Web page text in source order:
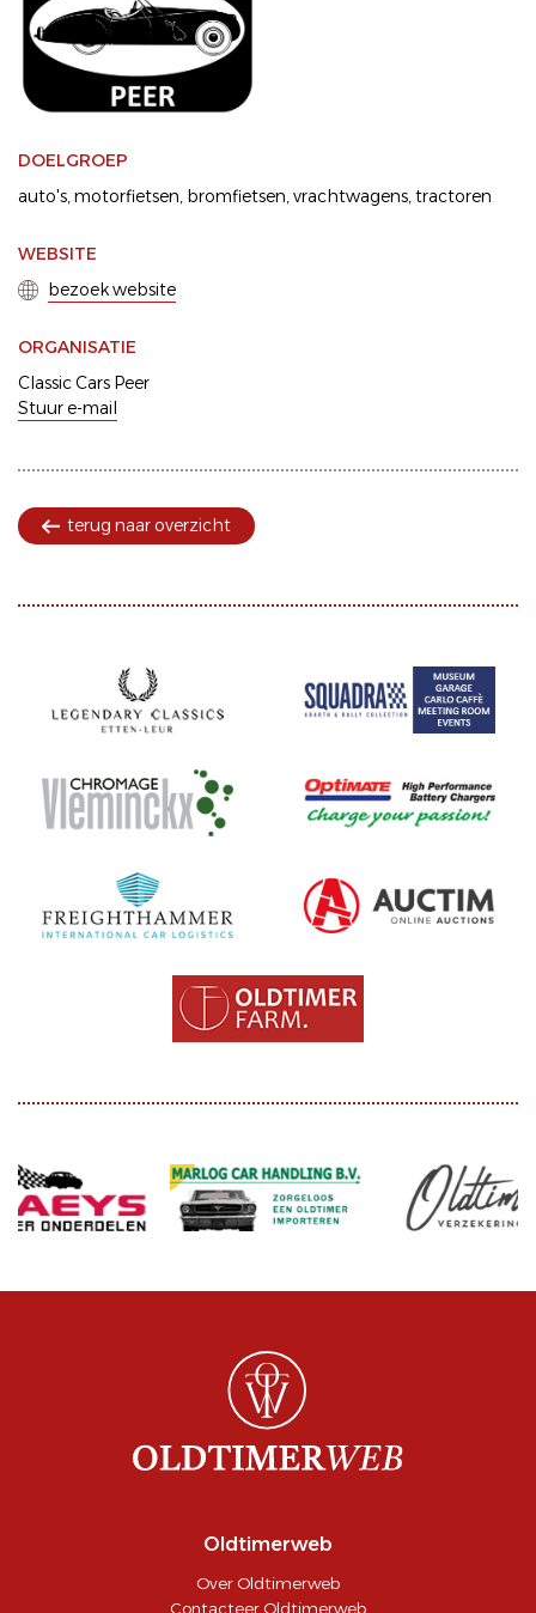
DOELGROEP
auto's motorfietsen bromfietsen vrachtwagens tractoren
WEBSITE
bezoek website
ORGANISATIE
Classic Cars Peer
Stuur e-mail
terug naar overzicht
Oldtimerweb
Over Oldtimerweb
Contacteer Oldtimerweb